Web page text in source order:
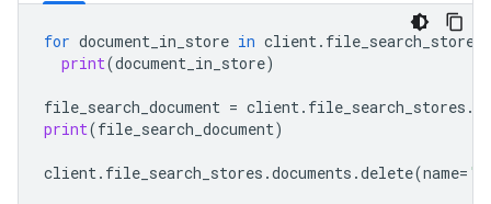
for document_in_store in client. file_search_stores
print(document_in_store)
file_search_document = client. file_search_stores .
print(file_search_document)
client. file_search_stores .documents .delete(name=